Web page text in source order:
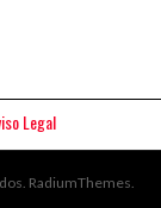
Legal
RadiumThemes